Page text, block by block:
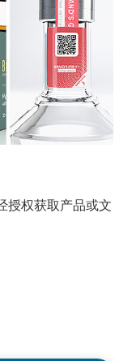
授权获取产品或文